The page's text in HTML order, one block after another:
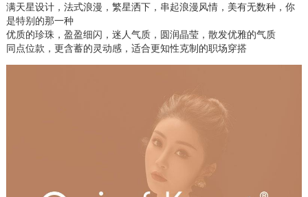
满天星设计，法式浪漫，繁星洒下，串起浪漫风情，美有无数种，你
是特别的那一种
优质的珍珠，盈盈细闪，迷人气质，圆润晶莹，散发优雅的气质
同点位款，更含蓄的灵动感，适合更知性克制的职场穿搭